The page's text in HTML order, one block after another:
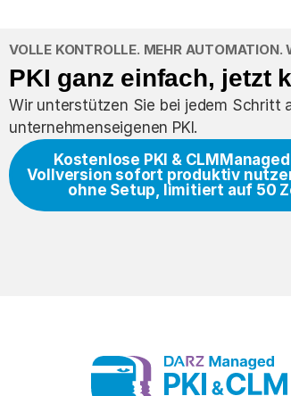
VOLLE KONTROLLE. MEHR AUTOMATION.
PKI ganz einfach, jetzt
Wir unterstützen Sie bei jedem Schritt
unternehmens­eigenen PKI.
Kostenlose PKI & CLM Managed
Vollversion sofort produktiv
ohne Setup, limitiert auf 50